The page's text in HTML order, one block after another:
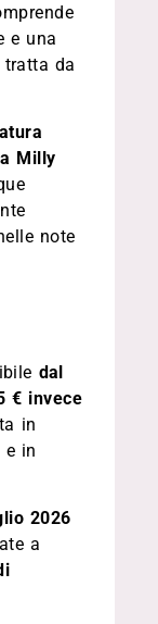
e una
da
Milly
note
dal
€ invece
in
e in
2026
a